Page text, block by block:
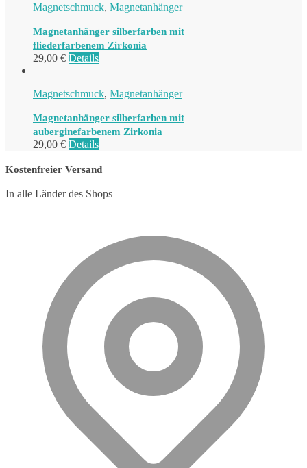
Magnetschmuck, Magnetanhänger
Magnetanhänger silberfarben mit
fliederfarbenem Zirkonia
29,00 € Details
Magnetschmuck, Magnetanhänger
Magnetanhänger silberfarben mit
auberginefarbenem Zirkonia
29,00 € Details
Kostenfreier Versand
In alle Länder des Shops